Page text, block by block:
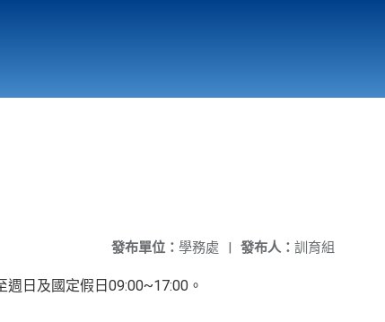
發布人： 訓育組
發布單位： 學務處 |
日及國定假日09:00~17:00。